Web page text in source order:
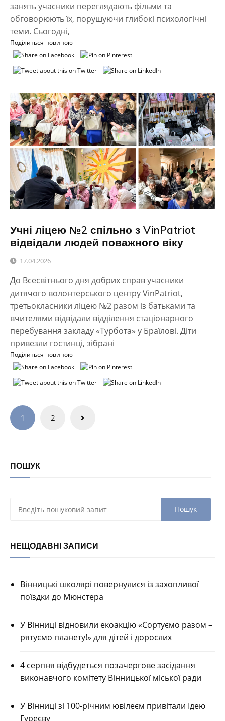
ПОШУК
НЕЩОДАВНІ ЗАПИСИ
Вінницькі школярі повернулися із захопливої
поїздки до Мюнстера
У Вінниці відновили екоакцію «Сортуємо разом –
рятуємо планету!» для дітей і дорослих
4 серпня відбудеться позачергове засідання
виконавчого комітету Вінницької міської ради
У Вінниці зі 100-річним ювілеєм привітали Ідею
Гуреєву
занять учасники переглядають фільми та
обговорюють їх, порушуючи глибокі психологічні
теми. Сьогодні,
Поділиться новиною
Учні ліцею №2 спільно з VinPatriot
відвідали людей поважного віку
17.04.2026
До Всесвітнього дня добрих справ учасники
дитячого волонтерського центру VinPatriot,
третьокласники ліцею №2 разом із батьками та
вчителями відвідали відділення стаціонарного
перебування закладу «Турбота» у Браїлові. Діти
привезли гостинці, зібрані
Поділиться новиною
Навігація
записів
1 2